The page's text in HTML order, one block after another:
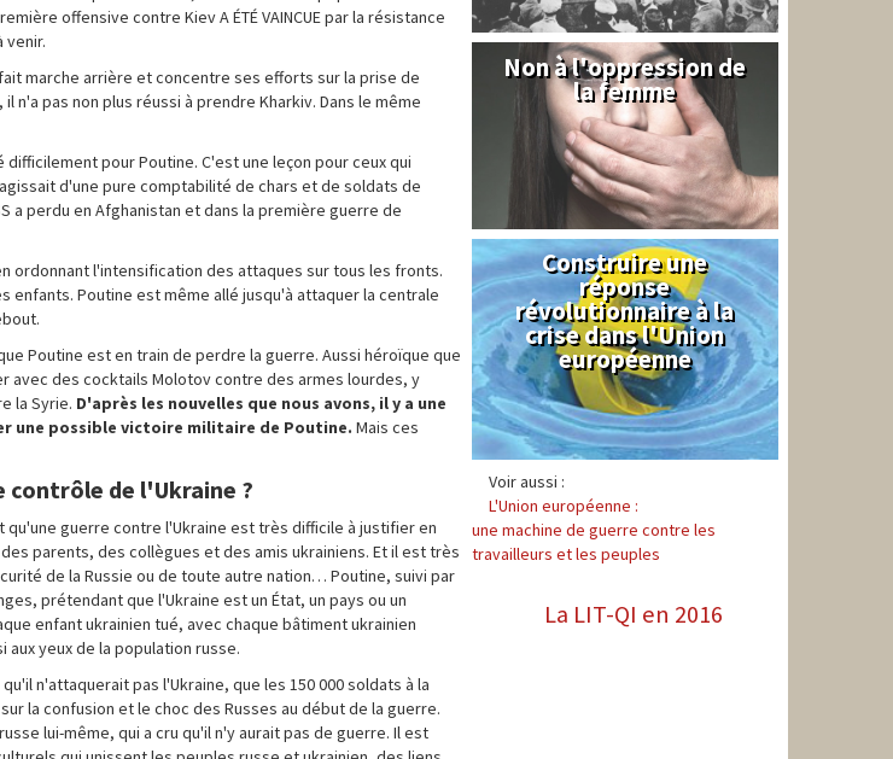
offensive contre Kiev A ÉTÉ VAINCUE par la résistance
venir.
marche arrière et concentre ses efforts sur la prise de
n'a pas non plus réussi à prendre Kharkiv. Dans le même
pour Poutine. C'est une leçon pour ceux qui
d'une pure comptabilité de chars et de soldats de
a perdu en Afghanistan et dans la première guerre de
ordonnant l'intensification des attaques sur tous les fronts.
Poutine est même allé jusqu'à attaquer la centrale
Poutine est en train de perdre la guerre. Aussi héroïque que
avec des cocktails Molotov contre des armes lourdes, y
la Syrie. D'après les nouvelles que nous avons, il y a une
une possible victoire militaire de Poutine. Mais ces
contrôle de l'Ukraine ?
guerre contre l'Ukraine est très difficile à justifier en
parents, des collègues et des amis ukrainiens. Et il est très
de la Russie ou de toute autre nation… Poutine, suivi par
prétendant que l'Ukraine est un État, un pays ou un
enfant ukrainien tué, avec chaque bâtiment ukrainien
yeux de la population russe.
n'attaquerait pas l'Ukraine, que les 150 000 soldats à la
la confusion et le choc des Russes au début de la guerre.
lui-même, qui a cru qu'il n'y aurait pas de guerre. Il est
Syrie
Non à l'oppression de
la femme
Syndical
Construire une
réponse
révolutionnaire à la
crise dans l'Union
européenne
Voir aussi :
L'Union européenne :
une machine de guerre contre les
travailleurs et les peuples
La LIT-QI en 2016